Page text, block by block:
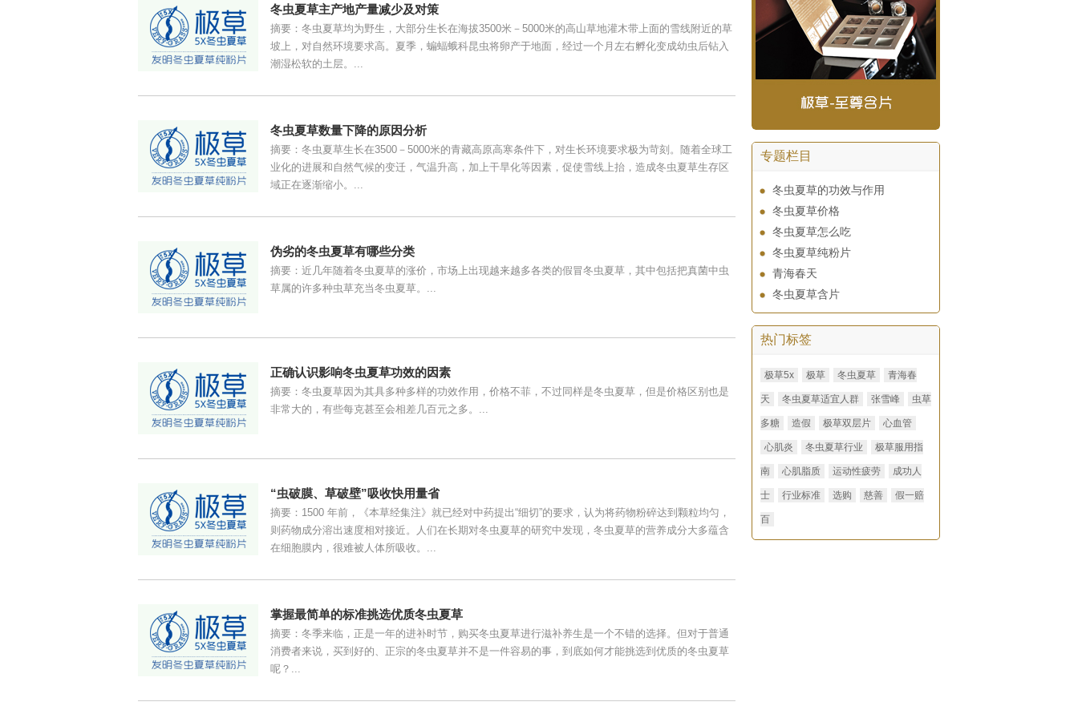
专题栏目
冬虫夏草的功效与作用
冬虫夏草价格
冬虫夏草怎么吃
冬虫夏草纯粉片
青海春天
冬虫夏草含片
热门标签
极草5x 极草 冬虫夏草 青海春
天 冬虫夏草适宜人群 张雪峰 虫草
多糖 造假 极草双层片 心血管
心肌炎 冬虫夏草行业 极草服用指
南 心肌脂质 运动性疲劳 成功人
士 行业标准 选购 慈善 假一赔
百
冬虫夏草主产地产量减少及对策
摘要：冬虫夏草均为野生，大部分生长在海拔3500米－5000米的高山草地灌木带上面的雪线附近的草
坡上，对自然环境要求高。夏季，蝙蝠蛾科昆虫将卵产于地面，经过一个月左右孵化变成幼虫后钻入
潮湿松软的土层。...
冬虫夏草数量下降的原因分析
摘要：冬虫夏草生长在3500－5000米的青藏高原高寒条件下，对生长环境要求极为苛刻。随着全球工
业化的进展和自然气候的变迁，气温升高，加上干旱化等因素，促使雪线上抬，造成冬虫夏草生存区
域正在逐渐缩小。...
伪劣的冬虫夏草有哪些分类
摘要：近几年随着冬虫夏草的涨价，市场上出现越来越多各类的假冒冬虫夏草，其中包括把真菌中虫
草属的许多种虫草充当冬虫夏草。...
正确认识影响冬虫夏草功效的因素
摘要：冬虫夏草因为其具多种多样的功效作用，价格不菲，不过同样是冬虫夏草，但是价格区别也是
非常大的，有些每克甚至会相差几百元之多。...
“虫破膜、草破壁”吸收快用量省
摘要：1500 年前，《本草经集注》就已经对中药提出“细切”的要求，认为将药物粉碎达到颗粒均匀，
则药物成分溶出速度相对接近。人们在长期对冬虫夏草的研究中发现，冬虫夏草的营养成分大多蕴含
在细胞膜内，很难被人体所吸收。...
掌握最简单的标准挑选优质冬虫夏草
摘要：冬季来临，正是一年的进补时节，购买冬虫夏草进行滋补养生是一个不错的选择。但对于普通
消费者来说，买到好的、正宗的冬虫夏草并不是一件容易的事，到底如何才能挑选到优质的冬虫夏草
呢？...